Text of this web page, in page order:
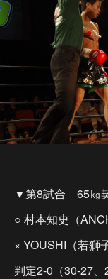
▼第8試合 65㎏
○ 村本知史（
× YOUSHI（若獅
判定2-0（30-27、